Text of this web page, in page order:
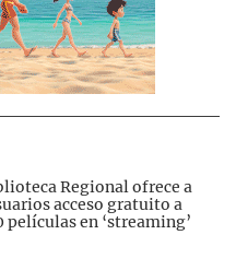
Regional ofrece a
acceso gratuito a
películas en ‘streaming’